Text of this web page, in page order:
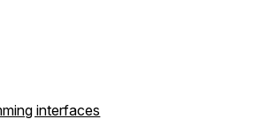
interfaces